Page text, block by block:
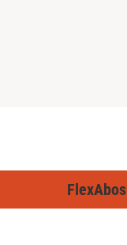
FlexAbos